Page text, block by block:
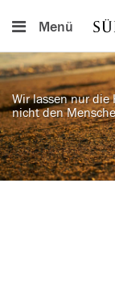
Menü
Wir lassen nur die
nicht den